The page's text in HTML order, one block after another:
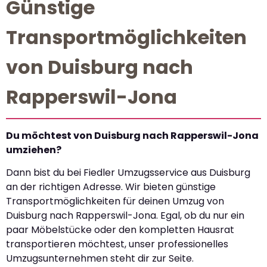
Günstige
Transportmöglichkeiten
von Duisburg nach
Rapperswil-Jona
Du möchtest von Duisburg nach Rapperswil-Jona
umziehen?
Dann bist du bei Fiedler Umzugsservice aus Duisburg
an der richtigen Adresse. Wir bieten günstige
Transportmöglichkeiten für deinen Umzug von
Duisburg nach Rapperswil-Jona. Egal, ob du nur ein
paar Möbelstücke oder den kompletten Hausrat
transportieren möchtest, unser professionelles
Umzugsunternehmen steht dir zur Seite.